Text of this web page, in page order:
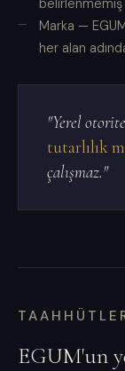
Marka —
her alan
"Yerel
tutarlılık
çalışmaz."
EGUM'un